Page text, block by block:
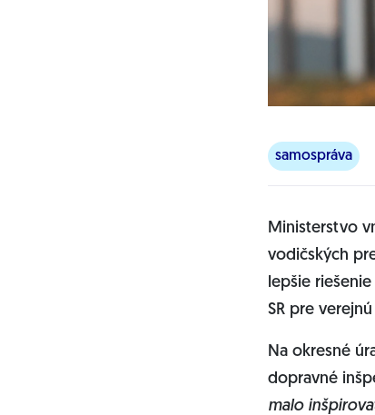
samospráva
Ministerstvo
vodičských
lepšie
SR pre
Na okresné
dopravné
malo